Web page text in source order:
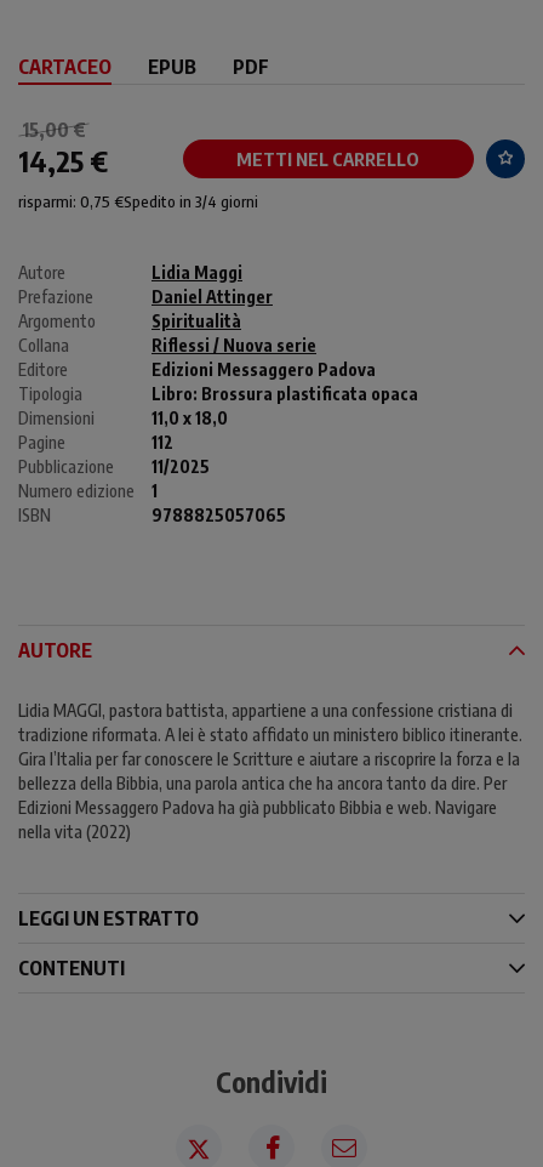
CARTACEO EPUB PDF
15,00 €
14,25 € METTI NEL CARRELLO
risparmi: 0,75 €Spedito in 3/4 giorni
Autore
Lidia Maggi
Prefazione
Daniel Attinger
Argomento
Spiritualità
Collana
Riflessi / Nuova serie
Editore
Edizioni Messaggero Padova
Tipologia
Libro: Brossura plastificata opaca
Dimensioni
11,0 x 18,0
Pagine
112
Pubblicazione
11/2025
Numero edizione
1
ISBN
9788825057065
AUTORE
Lidia MAGGI, pastora battista, appartiene a una confessione cristiana di
tradizione riformata. A lei è stato affidato un ministero biblico itinerante.
Gira l’Italia per far conoscere le Scritture e aiutare a riscoprire la forza e la
bellezza della Bibbia, una parola antica che ha ancora tanto da dire. Per
Edizioni Messaggero Padova ha già pubblicato Bibbia e web. Navigare
nella vita (2022)
LEGGI UN ESTRATTO
CONTENUTI
Condividi